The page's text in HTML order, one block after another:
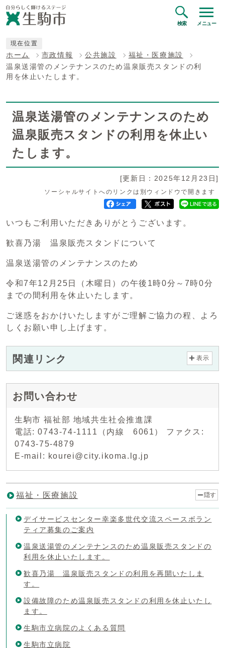
検索 メニュー
現在位置
ホーム 市政情報 公共施設
福祉・医療施設
温泉送湯管のメンテナンスのため温泉販売スタンドの利
用を休止いたします。
温泉送湯管のメンテナンスのため
温泉販売スタンドの利用を休止い
たします。
[更新日：2025年12月23日]
ソーシャルサイトへのリンクは別ウィンドウで開きます
いつもご利用いただきありがとうございます。
歓喜乃湯 温泉販売スタンドについて
温泉送湯管のメンテナンスのため
令和7年12月25日（木曜日）の午後1時0分～7時0分
までの間利用を休止いたします。
ご迷惑をおかけいたしますがご理解ご協力の程、よろ
しくお願い申し上げます。
関連リンク 表示
お問い合わせ
生駒市 福祉部 地域共生社会推進課
電話: 0743-74-1111（内線 6061） ファクス:
0743-75-4879
E-mail: kourei@city.ikoma.lg.jp
福祉・医療施設 隠す
デイサービスセンター幸楽多世代交流スペースボラン
ティア募集のご案内
温泉送湯管のメンテナンスのため温泉販売スタンドの
利用を休止いたします。
歓喜乃湯 温泉販売スタンドの利用を再開いたしま
す。
設備故障のため温泉販売スタンドの利用を休止いたし
ます。
生駒市立病院のよくある質問
生駒市立病院